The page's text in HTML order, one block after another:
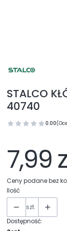
STALCO
40740
0.00
7,99
Ceny podane bez
Ilość
szt.
Dostępność: